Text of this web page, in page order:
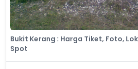
Bukit Kerang : Harga Tiket, Foto,
Spot